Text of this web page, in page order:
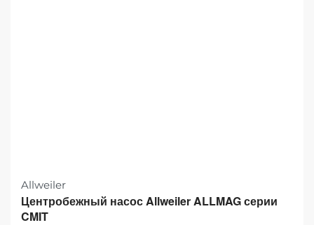
Allweiler
Центробежный насос Allweiler ALLMAG серии
CMIT